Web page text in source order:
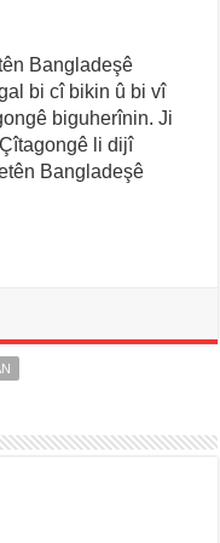
Bangladeşê
bi cî bikin û bi vî
biguherînin. Ji
li dijî
Bangladeşê